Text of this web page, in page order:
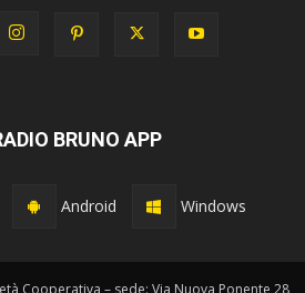
BRUNO APP
Android Windows